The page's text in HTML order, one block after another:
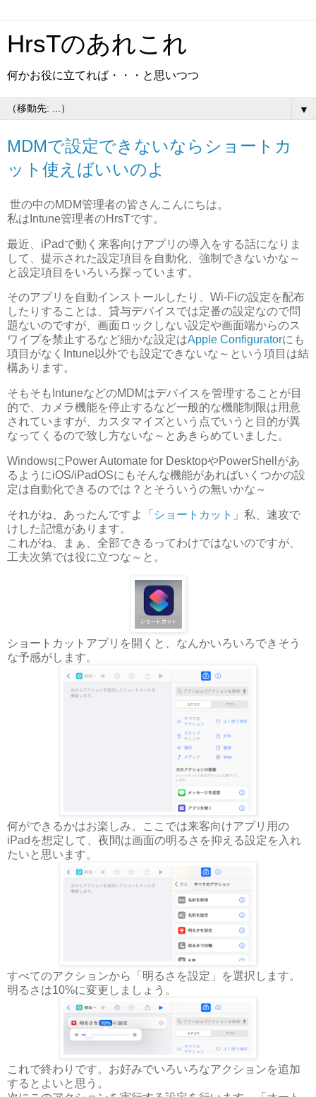
HrsTのあれこれ
何かお役に立てれば・・・と思いつつ
▼
MDMで設定できないならショートカ
ット使えばいいのよ
世の中のMDM管理者の皆さんこんにちは。
私はIntune管理者のHrsTです。
最近、iPadで動く来客向けアプリの導入をする話になりま
して、提示された設定項目を自動化、強制できないかな～
と設定項目をいろいろ探っています。
そのアプリを自動インストールしたり、Wi-Fiの設定を配布
したりすることは、貸与デバイスでは定番の設定なので問
題ないのですが、画面ロックしない設定や画面端からのス
ワイプを禁止するなど細かな設定はApple Configuratorにも
項目がなくIntune以外でも設定できないな～という項目は結
構あります。
そもそもIntuneなどのMDMはデバイスを管理することが目
的で、カメラ機能を停止するなど一般的な機能制限は用意
されていますが、カスタマイズという点でいうと目的が異
なってくるので致し方ないな～とあきらめていました。
WindowsにPower Automate for DesktopやPowerShellがあ
るようにiOS/iPadOSにもそんな機能があればいくつかの設
定は自動化できるのでは？とそういうの無いかな～
それがね、あったんですよ「 ショートカット 」私、速攻で
けした記憶があります。
これがね、まぁ、全部できるってわけではないのですが、
工夫次第では役に立つな～と。
ショートカットアプリを開くと、なんかいろいろできそう
な予感がします。
何ができるかはお楽しみ。ここでは来客向けアプリ用の
iPadを想定して、夜間は画面の明るさを抑える設定を入れ
たいと思います。
すべてのアクションから「明るさを設定」を選択します。
明るさは10%に変更しましょう。
これで終わりです。お好みでいろいろなアクションを追加
するとよいと思う。